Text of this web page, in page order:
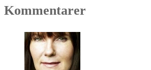
Kommentarer